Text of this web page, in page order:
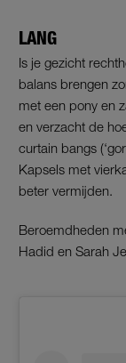
LANG
Is je gezicht
balans brengen
met een pony en
en verzacht de
curtain bangs
Kapsels met
beter vermijden.
Beroemdheden
Hadid en Sarah